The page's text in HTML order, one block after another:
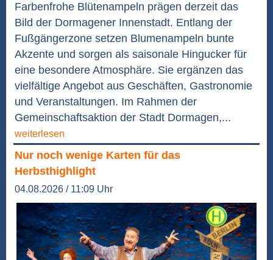
Farbenfrohe Blütenampeln prägen derzeit das
Bild der Dormagener Innenstadt. Entlang der
Fußgängerzone setzen Blumenampeln bunte
Akzente und sorgen als saisonale Hingucker für
eine besondere Atmosphäre. Sie ergänzen das
vielfältige Angebot aus Geschäften, Gastronomie
und Veranstaltungen. Im Rahmen der
Gemeinschaftsaktion der Stadt Dormagen,...
weiterlesen
Nur noch wenige Karten für das
Herbsthighlight
04.08.2026 / 11:09 Uhr